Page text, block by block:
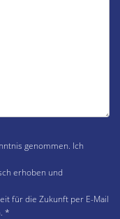
genommen. Ich
erhoben und
für die Zukunft per E-Mail
*